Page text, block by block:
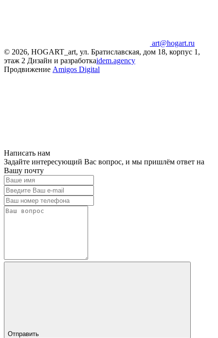
art@hogart.ru
© 2026, HOGART_art, ул. Братиславская, дом 18, корпус 1,
этаж 2 Дизайн и разработкаidem.agency
Продвижение Amigos Digital
Написать нам
Задайте интересующий Вас вопрос, и мы пришлём ответ на
Вашу почту
Отправить